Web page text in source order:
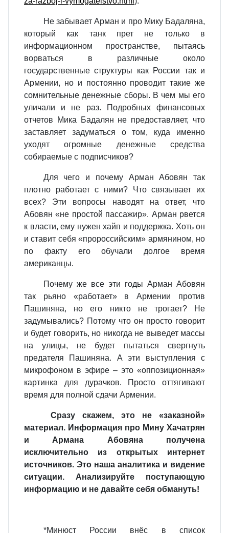
Не забывает Арман и про Мику Бадаляна,
который как танк прет не только в
информационном пространстве, пытаясь
ворваться в различные около
государственные структуры как России так и
Армении, но и постоянно проводит такие же
сомнительные денежные сборы. В чем мы его
уличали и не раз. Подробных финансовых
отчетов Мика Бадалян не предоставляет, что
заставляет задуматься о том, куда именно
уходят огромные денежные средства
собираемые с подписчиков?
Для чего и почему Арман Абовян так
плотно работает с ними? Что связывает их
всех? Эти вопросы наводят на ответ, что
Абовян «не простой пассажир». Арман рвется
к власти, ему нужен хайп и поддержка. Хоть он
и ставит себя «пророссийским» армянином, но
по факту его обучали долгое время
американцы.
Почему же все эти годы Арман Абовян
так рьяно «работает» в Армении против
Пашиняна, но его никто не трогает? Не
задумывались? Потому что он просто говорит
и будет говорить, но никогда не выведет массы
на улицы, не будет пытаться свергнуть
предателя Пашиняна. А эти выступления с
микрофоном в эфире – это «оппозиционная»
картинка для дурачков. Просто оттягивают
время для полной сдачи Армении.
Сразу скажем, это не «заказной»
материал. Информация про Мину Хачатрян
и Армана Абовяна получена
исключительно из открытых интернет
источников. Это наша аналитика и видение
ситуации. Анализируйте поступающую
информацию и не давайте себя обмануть!
*Минюст России внёс в список